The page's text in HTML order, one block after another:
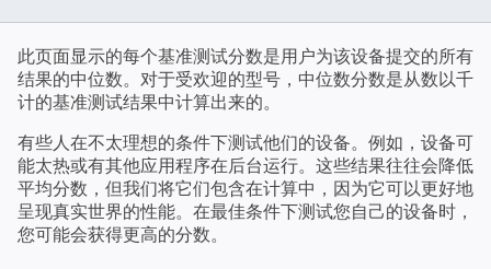
此页面显示的每个基准测试分数是用户为该设备提交的所有
结果的中位数。对于受欢迎的型号，中位数分数是从数以千
计的基准测试结果中计算出来的。
有些人在不太理想的条件下测试他们的设备。例如，设备可
能太热或有其他应用程序在后台运行。这些结果往往会降低
平均分数，但我们将它们包含在计算中，因为它可以更好地
呈现真实世界的性能。在最佳条件下测试您自己的设备时，
您可能会获得更高的分数。